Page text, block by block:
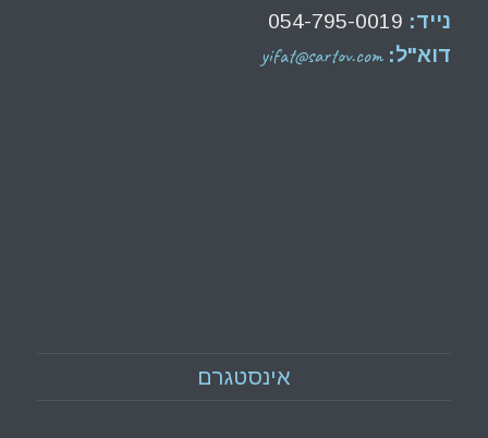
נייד: 054-795-0019
דוא"ל:yifat@sartov.com
אינסטגרם